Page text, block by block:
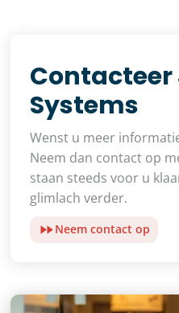
Contacteer
Systems
Wenst u meer
Neem dan contact op
staan steeds voor u
glimlach verder.
Neem contact op